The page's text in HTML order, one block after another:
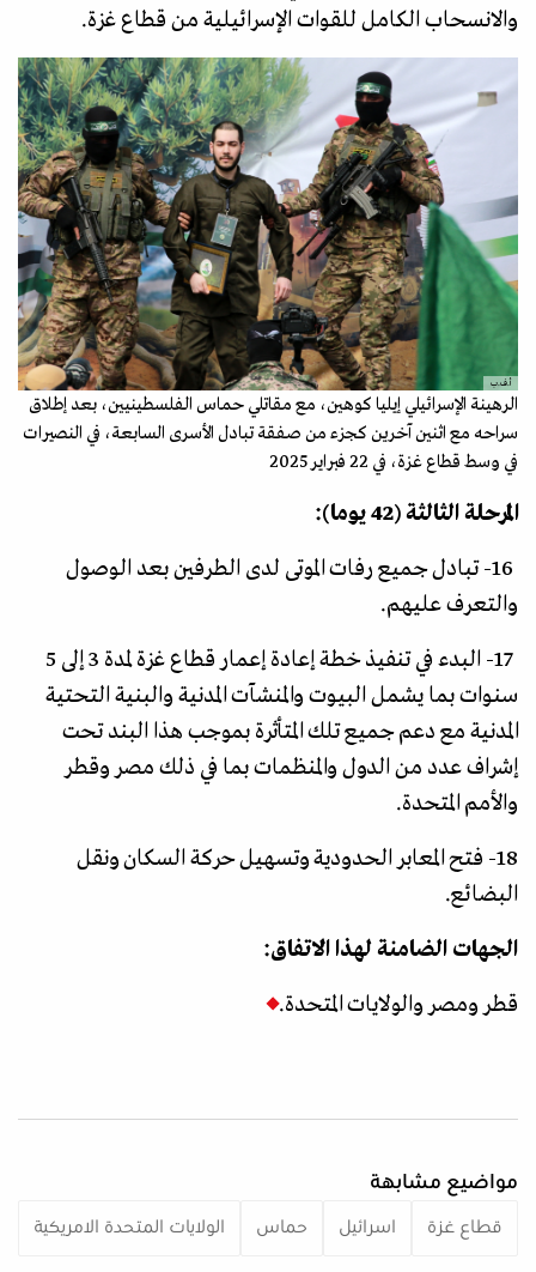
والانسحاب الكامل للقوات الإسرائيلية من قطاع غزة.
أ.ف.ب
الرهينة الإسرائيلي إيليا كوهين، مع مقاتلي حماس الفلسطينيين، بعد إطلاق
سراحه مع اثنين آخرين كجزء من صفقة تبادل الأسرى السابعة، في النصيرات
في وسط قطاع غزة، في 22 فبراير 2025
المرحلة الثالثة (42 يوما):
16- تبادل جميع رفات الموتى لدى الطرفين بعد الوصول
والتعرف عليهم.
17- البدء في تنفيذ خطة إعادة إعمار قطاع غزة لمدة 3 إلى 5
سنوات بما يشمل البيوت والمنشآت المدنية والبنية التحتية
المدنية مع دعم جميع تلك المتأثرة بموجب هذا البند تحت
إشراف عدد من الدول والمنظمات بما في ذلك مصر وقطر
والأمم المتحدة.
18- فتح المعابر الحدودية وتسهيل حركة السكان ونقل
البضائع.
الجهات الضامنة لهذا الاتفاق:
قطر ومصر والولايات المتحدة.
مواضيع مشابهة
قطاع غزة اسرائيل حماس الولايات المتحدة الامريكية